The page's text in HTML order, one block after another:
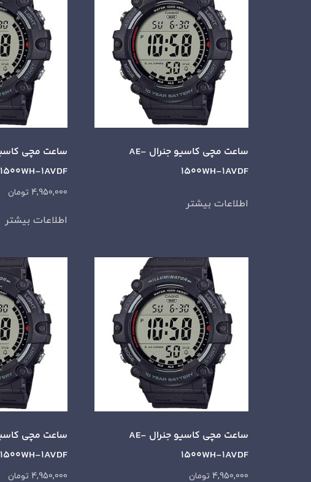
ساعت مچی کاسیو جنرال AE-
1500WH-1AVDF
اطلاعات بیشتر
1500WH-1AVDF
4,950,000 تومان
اطلاعات بیشتر
ساعت مچی کاسیو جنرال AE-
1500WH-1AVDF
4,950,000 تومان
1500WH-1AVDF
4,950,000 تومان